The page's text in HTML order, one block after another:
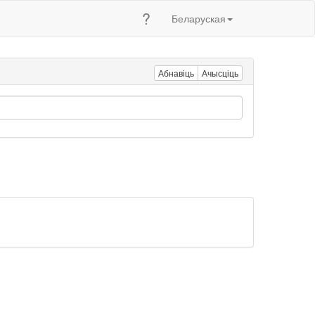
? Беларуская
Абнавіць Ачысціць